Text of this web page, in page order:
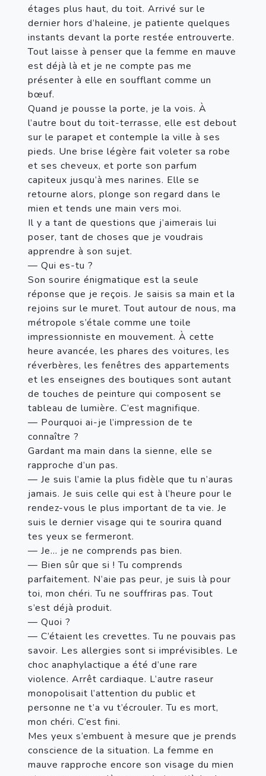
étages plus haut, du toit. Arrivé sur le
dernier hors d’haleine, je patiente quelques
instants devant la porte restée entrouverte.
Tout laisse à penser que la femme en mauve
est déjà là et je ne compte pas me
présenter à elle en soufflant comme un
bœuf.
Quand je pousse la porte, je la vois. À
l’autre bout du toit-terrasse, elle est debout
sur le parapet et contemple la ville à ses
pieds. Une brise légère fait voleter sa robe
et ses cheveux, et porte son parfum
capiteux jusqu’à mes narines. Elle se
retourne alors, plonge son regard dans le
mien et tends une main vers moi.
Il y a tant de questions que j’aimerais lui
poser, tant de choses que je voudrais
apprendre à son sujet.
— Qui es-tu ?
Son sourire énigmatique est la seule
réponse que je reçois. Je saisis sa main et la
rejoins sur le muret. Tout autour de nous, ma
métropole s’étale comme une toile
impressionniste en mouvement. À cette
heure avancée, les phares des voitures, les
réverbères, les fenêtres des appartements
et les enseignes des boutiques sont autant
de touches de peinture qui composent se
tableau de lumière. C’est magnifique.
— Pourquoi ai-je l’impression de te
connaître ?
Gardant ma main dans la sienne, elle se
rapproche d’un pas.
— Je suis l’amie la plus fidèle que tu n’auras
jamais. Je suis celle qui est à l’heure pour le
rendez-vous le plus important de ta vie. Je
suis le dernier visage qui te sourira quand
tes yeux se fermeront.
— Je… je ne comprends pas bien.
— Bien sûr que si ! Tu comprends
parfaitement. N’aie pas peur, je suis là pour
toi, mon chéri. Tu ne souffriras pas. Tout
s’est déjà produit.
— Quoi ?
— C’étaient les crevettes. Tu ne pouvais pas
savoir. Les allergies sont si imprévisibles. Le
choc anaphylactique a été d’une rare
violence. Arrêt cardiaque. L’autre raseur
monopolisait l’attention du public et
personne ne t’a vu t’écrouler. Tu es mort,
mon chéri. C’est fini.
Mes yeux s’embuent à mesure que je prends
conscience de la situation. La femme en
mauve rapproche encore son visage du mien